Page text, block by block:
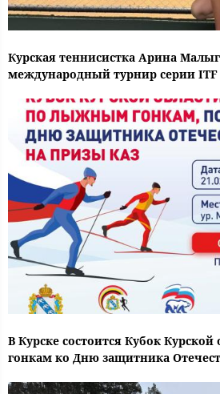
Курская теннисистка Арина
международный турнир серии ITF
В Курске состоится Кубок
гонкам ко Дню защитника